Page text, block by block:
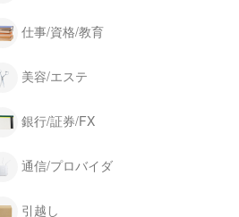
仕事/資格/教育
美容/エステ
銀行/証券/FX
通信/プロバイダ
引越し